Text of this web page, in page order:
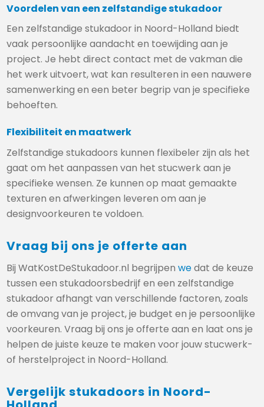
Voordelen van een zelfstandige stukadoor
Een zelfstandige stukadoor in Noord-Holland biedt
vaak persoonlijke aandacht en toewijding aan je
project. Je hebt direct contact met de vakman die
het werk uitvoert, wat kan resulteren in een nauwere
samenwerking en een beter begrip van je specifieke
behoeften.
Flexibiliteit en maatwerk
Zelfstandige stukadoors kunnen flexibeler zijn als het
gaat om het aanpassen van het stucwerk aan je
specifieke wensen. Ze kunnen op maat gemaakte
texturen en afwerkingen leveren om aan je
designvoorkeuren te voldoen.
Vraag bij ons je offerte aan
Bij WatKostDeStukadoor.nl begrijpenwedat de keuze
tussen een stukadoorsbedrijf en een zelfstandige
stukadoor afhangt van verschillende factoren, zoals
de omvang van je project, je budget en je persoonlijke
voorkeuren. Vraag bij ons je offerte aan en laat ons je
helpen de juiste keuze te maken voor jouw stucwerk-
of herstelproject in Noord-Holland.
Vergelijk stukadoors in Noord-